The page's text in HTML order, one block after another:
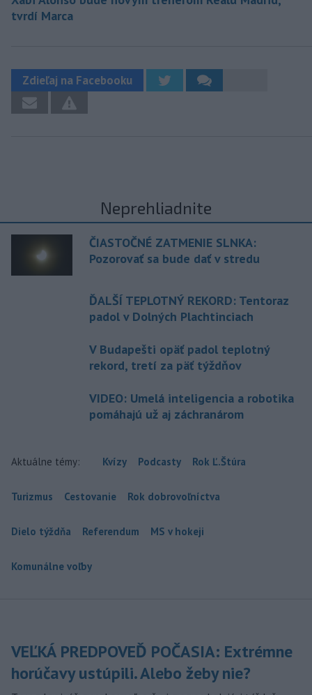
tvrdí Marca
Zdieľaj na Facebooku
Neprehliadnite
ČIASTOČNÉ ZATMENIE SLNKA:
Pozorovať sa bude dať v stredu
ĎALŠÍ TEPLOTNÝ REKORD: Tentoraz
padol v Dolných Plachtinciach
V Budapešti opäť padol teplotný
rekord, tretí za päť týždňov
VIDEO: Umelá inteligencia a robotika
pomáhajú už aj záchranárom
Aktuálne témy: Kvízy Podcasty Rok Ľ.Štúra
Turizmus Cestovanie Rok dobrovoľníctva
Dielo týždňa Referendum MS v hokeji
Komunálne voľby
VEĽKÁ PREDPOVEĎ POČASIA: Extrémne
horúčavy ustúpili. Alebo žeby nie?